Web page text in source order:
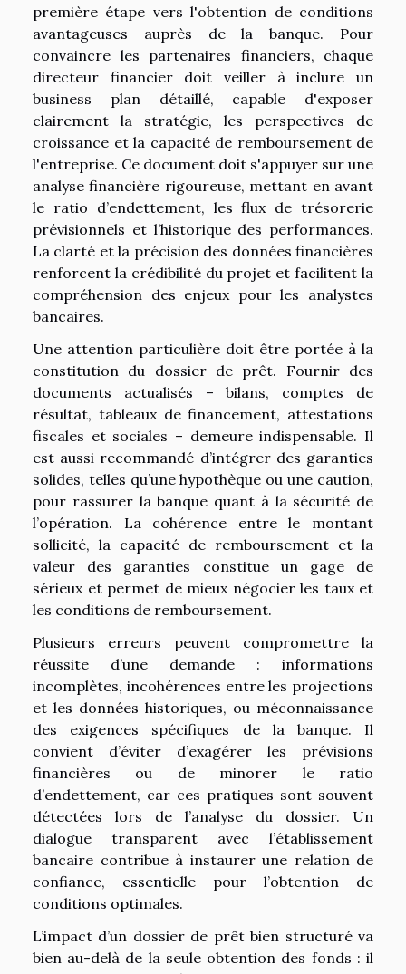
première étape vers l'obtention de conditions
avantageuses auprès de la banque. Pour
convaincre les partenaires financiers, chaque
directeur financier doit veiller à inclure un
business plan détaillé, capable d'exposer
clairement la stratégie, les perspectives de
croissance et la capacité de remboursement de
l'entreprise. Ce document doit s'appuyer sur une
analyse financière rigoureuse, mettant en avant
le ratio d’endettement, les flux de trésorerie
prévisionnels et l’historique des performances.
La clarté et la précision des données financières
renforcent la crédibilité du projet et facilitent la
compréhension des enjeux pour les analystes
bancaires.
Une attention particulière doit être portée à la
constitution du dossier de prêt. Fournir des
documents actualisés – bilans, comptes de
résultat, tableaux de financement, attestations
fiscales et sociales – demeure indispensable. Il
est aussi recommandé d’intégrer des garanties
solides, telles qu’une hypothèque ou une caution,
pour rassurer la banque quant à la sécurité de
l’opération. La cohérence entre le montant
sollicité, la capacité de remboursement et la
valeur des garanties constitue un gage de
sérieux et permet de mieux négocier les taux et
les conditions de remboursement.
Plusieurs erreurs peuvent compromettre la
réussite d’une demande : informations
incomplètes, incohérences entre les projections
et les données historiques, ou méconnaissance
des exigences spécifiques de la banque. Il
convient d’éviter d’exagérer les prévisions
financières ou de minorer le ratio
d’endettement, car ces pratiques sont souvent
détectées lors de l’analyse du dossier. Un
dialogue transparent avec l’établissement
bancaire contribue à instaurer une relation de
confiance, essentielle pour l’obtention de
conditions optimales.
L’impact d’un dossier de prêt bien structuré va
bien au-delà de la seule obtention des fonds : il